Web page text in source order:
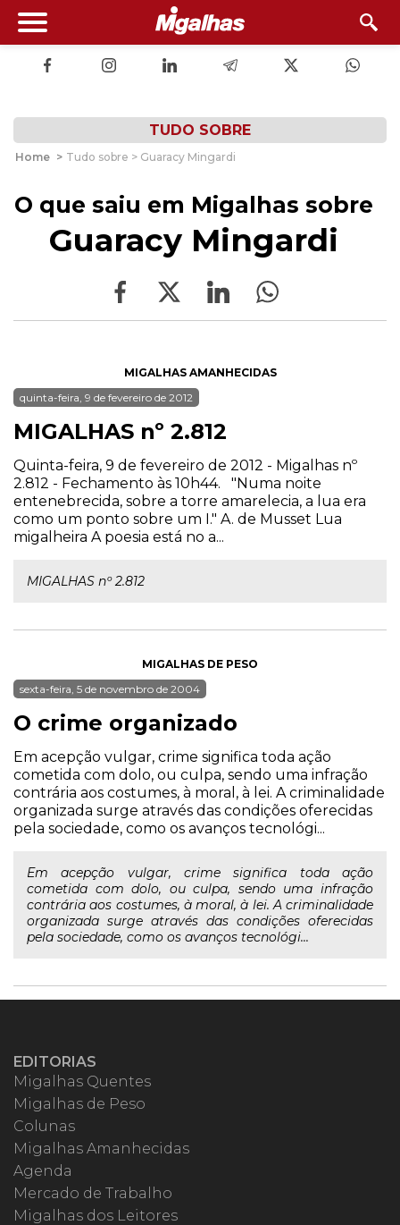
TUDO SOBRE
Home > Tudo sobre > Guaracy Mingardi
O que saiu em Migalhas sobre
Guaracy Mingardi
MIGALHAS AMANHECIDAS
quinta-feira, 9 de fevereiro de 2012
MIGALHAS nº 2.812
Quinta-feira, 9 de fevereiro de 2012 - Migalhas nº
2.812 - Fechamento às 10h44. "Numa noite
entenebrecida, sobre a torre amarelecia, a lua era
como um ponto sobre um I." A. de Musset Lua
migalheira A poesia está no a...
MIGALHAS nº 2.812
MIGALHAS DE PESO
sexta-feira, 5 de novembro de 2004
O crime organizado
Em acepção vulgar, crime significa toda ação
cometida com dolo, ou culpa, sendo uma infração
contrária aos costumes, à moral, à lei. A criminalidade
organizada surge através das condições oferecidas
pela sociedade, como os avanços tecnológi...
Em acepção vulgar, crime significa toda ação
cometida com dolo, ou culpa, sendo uma infração
contrária aos costumes, à moral, à lei. A criminalidade
organizada surge através das condições oferecidas
pela sociedade, como os avanços tecnológi...
EDITORIAS
Migalhas Quentes
Migalhas de Peso
Colunas
Migalhas Amanhecidas
Agenda
Mercado de Trabalho
Migalhas dos Leitores